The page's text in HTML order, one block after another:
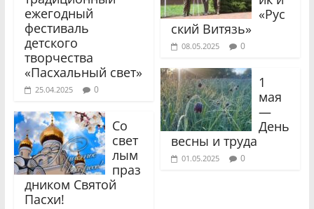
ежегодный
фестиваль
детского
творчества
«Пасхальный свет»
25.04.2025 0
Со
свет
лым
праз
дником Святой
Пасхи!
«Рус
ский Витязь»
08.05.2025 0
1
мая
—
День
весны и труда
01.05.2025 0